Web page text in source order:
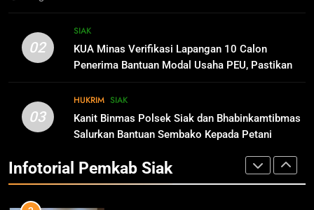
Kabupaten Siak Ke-25 Tahun
IKLAN SIAK
11
Hari Jadi Kabupaten Siak ke- 25
Tahun
IKLAN
12
02
SIAK
KUA Minas Verifikasi Lapangan 10 Calon
Penerima Bantuan Modal Usaha PEU, Pastikan
Tepat Sasaran
03
HUKRIM SIAK
Kanit Binmas Polsek Siak dan Bhabinkamtibmas
Salurkan Bantuan Sembako Kepada Petani
Infotorial Pemkab Siak
Pemkab Siak Manfaatkan Lahan
Tidur Jadi Produktif Dorong PAD
INFOTORIAL PEMKAB SIAK SIAK
2
Bupati Siak Dorong KITB Kembali
Jadi PSN dan Revitalisasi Istana
Kesultanan Siak
INFOTORIAL PEMKAB SIAK